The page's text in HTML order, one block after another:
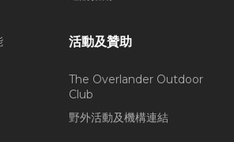
活動及贊助
The Overlander Outdoor
Club
野外活動及機構連結